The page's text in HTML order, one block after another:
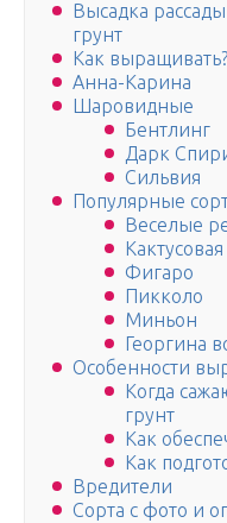
Высадка
грунт
Как выращивать?
Анна-Карина
Шаровидные
Бентлинг
Дарк
Сильвия
Популярные
Веселые
Фигаро
Пикколо
Миньон
Георгина
Особенности
Когда
грунт
Как
Как
Вредители
Сорта с фото и